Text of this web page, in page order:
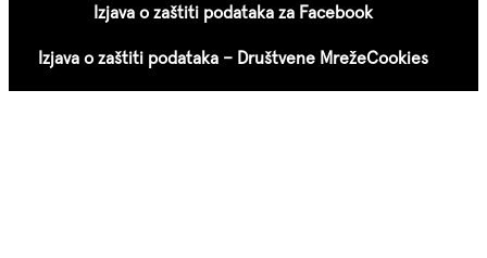
Izjava o zaštiti podataka za Facebook
Izjava o zaštiti podataka – Društvene MrežeCookies